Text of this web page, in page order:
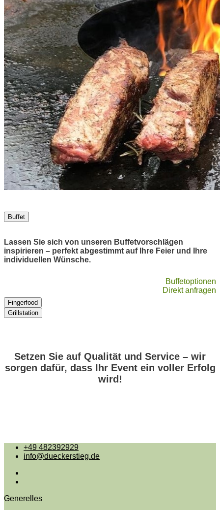
Buffet
Lassen Sie sich von unseren Buffetvorschlägen
inspirieren – perfekt abgestimmt auf Ihre Feier und Ihre
individuellen Wünsche.
Buffetoptionen
Direkt anfragen
Fingerfood
Grillstation
Setzen Sie auf Qualität und Service – wir
sorgen dafür, dass Ihr Event ein voller Erfolg
wird!
+49 482392929
info@dueckerstieg.de
Generelles